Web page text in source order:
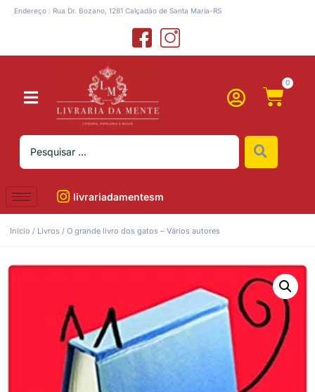
Endereço : Rua Dr. Bozano, 1281 Calçadão de Santa Maria-RS
0
livrariadamentesm
Início / Livros / O grande livro dos gatos – Vários autores